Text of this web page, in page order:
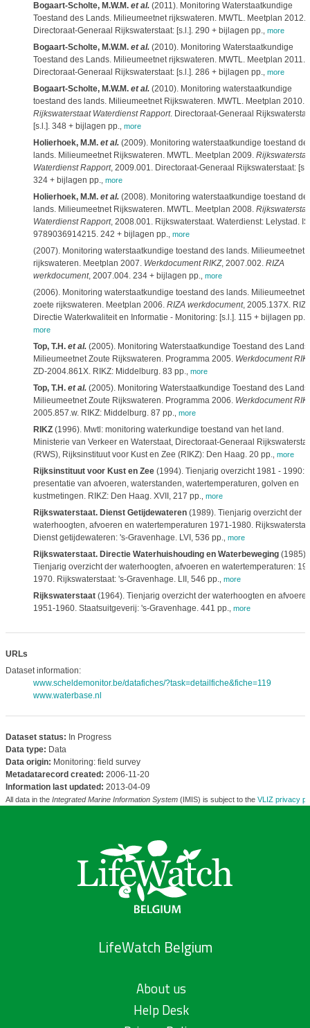
Bogaart-Scholte, M.W.M. et al.(2011). Monitoring Waterstaatkundige
Toestand des Lands. Milieumeetnet rijkswateren. MWTL. Meetplan 2012.
Directoraat-Generaal Rijkswaterstaat: [s.l.]. 290 + bijlagen pp. more
Bogaart-Scholte, M.W.M. et al.(2010). Monitoring Waterstaatkundige
Toestand des Lands. Milieumeetnet rijkswateren. MWTL. Meetplan 2011.
Directoraat-Generaal Rijkswaterstaat: [s.l.]. 286 + bijlagen pp. more
Bogaart-Scholte, M.W.M. et al.(2010). Monitoring waterstaatkundige
toestand des lands. Milieumeetnet Rijkswateren. MWTL. Meetplan 2010.
Rijkswaterstaat Waterdienst Rapport. Directoraat-Generaal
[s.l.]. 348 + bijlagen pp. more
Holierhoek, M.M. et al.(2009). Monitoring waterstaatkundige toestand
lands. Milieumeetnet Rijkswateren. MWTL. Meetplan 2009.
Waterdienst Rapport, 2009.001. Directoraat-Generaal Rijkswaterstaat:
324 + bijlagen pp. more
Holierhoek, M.M. et al.(2008). Monitoring waterstaatkundige toestand
lands. Milieumeetnet Rijkswateren. MWTL. Meetplan 2008.
Waterdienst Rapport, 2008.001. Rijkswaterstaat. Waterdienst: Lelystad.
9789036914215. 242 + bijlagen pp. more
(2007). Monitoring waterstaatkundige toestand des lands. Milieumeetnet
rijkswateren. Meetplan 2007. Werkdocument RIKZ, 2007.002. RIZA
werkdocument, 2007.004. 234 + bijlagen pp. more
(2006). Monitoring waterstaatkundige toestand des lands. Milieumeetnet
zoete rijkswateren. Meetplan 2006. RIZA werkdocument, 2005.137X.
Directie Waterkwaliteit en Informatie - Monitoring: [s.l.]. 115 + bijlagen pp.
more
Top, T.H. et al.(2005). Monitoring Waterstaatkundige Toestand des Lands.
Milieumeetnet Zoute Rijkswateren. Programma 2005. Werkdocument
ZD-2004.861X. RIKZ: Middelburg. 83 pp. more
Top, T.H. et al.(2005). Monitoring Waterstaatkundige Toestand des Lands.
Milieumeetnet Zoute Rijkswateren. Programma 2006. Werkdocument
2005.857.w. RIKZ: Middelburg. 87 pp. more
RIKZ(1996). Mwtl: monitoring waterkundige toestand van het land.
Ministerie van Verkeer en Waterstaat, Directoraat-Generaal
(RWS), Rijksinstituut voor Kust en Zee (RIKZ): Den Haag. 20 pp. more
Rijksinstituut voor Kust en Zee(1994). Tienjarig overzicht 1981 - 1990:
presentatie van afvoeren, waterstanden, watertemperaturen, golven en
kustmetingen. RIKZ: Den Haag. XVII, 217 pp. more
Rijkswaterstaat. Dienst Getijdewateren(1989). Tienjarig overzicht der
waterhoogten, afvoeren en watertemperaturen 1971-1980.
Dienst getijdewateren: 's-Gravenhage. LVI, 536 pp. more
Rijkswaterstaat. Directie Waterhuishouding en Waterbeweging(1985).
Tienjarig overzicht der waterhoogten, afvoeren en watertemperaturen:
1970. Rijkswaterstaat: 's-Gravenhage. LII, 546 pp. more
Rijkswaterstaat(1964). Tienjarig overzicht der waterhoogten en
1951-1960. Staatsuitgeverij: 's-Gravenhage. 441 pp. more
URLs
Dataset information:
www.scheldemonitor.be/datafiches/?task=detailfiche&fiche=119
www.waterbase.nl
Dataset status: In Progress
Data type: Data
Data origin: Monitoring: field survey
Metadatarecord created: 2006-11-20
Information last updated: 2013-04-09
All data in the Integrated Marine Information System(IMIS) is subject to the VLIZ privacy
LifeWatch Belgium
About us
Help Desk